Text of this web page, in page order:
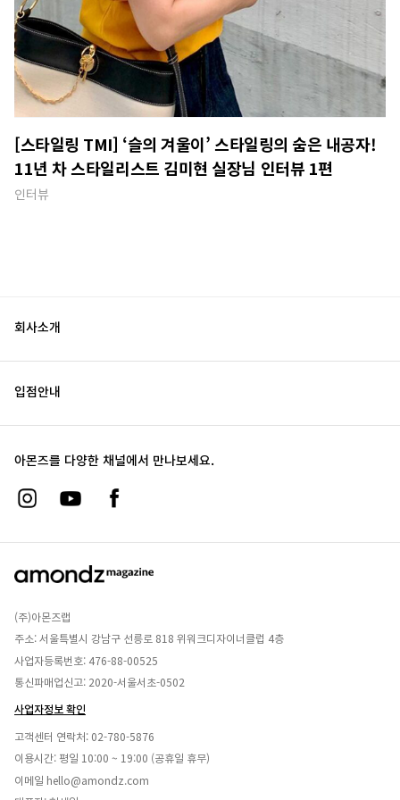
[스타일링 TMI] ‘슬의 겨울이’ 스타일링의 숨은 내공자!
11년 차 스타일리스트 김미현 실장님 인터뷰 1편
인터뷰
회사소개
입점안내
아몬즈를 다양한 채널에서 만나보세요.
(주)아몬즈랩
주소: 서울특별시 강남구 선릉로 818 위워크디자이너클럽 4층
사업자등록번호: 476-88-00525
통신파매업신고: 2020-서울서초-0502
사업자정보 확인
고객센터 연락처: 02-780-5876
이용시간: 평일 10:00 ~ 19:00 (공휴일 휴무)
이메일 hello@amondz.com